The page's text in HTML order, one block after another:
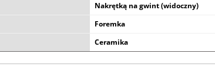
Nakrętką na gwint (widoczny)
Foremka
Ceramika